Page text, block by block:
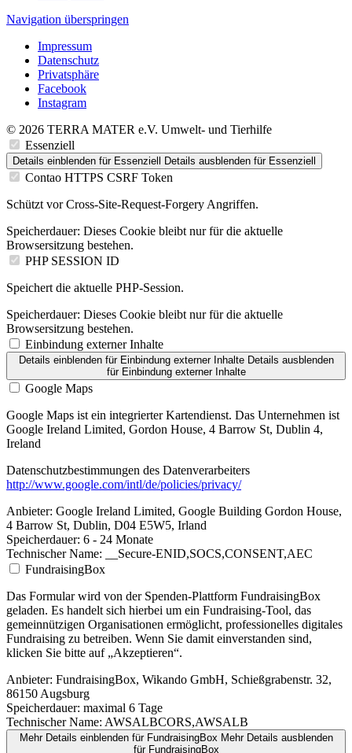
Navigation überspringen
Impressum
Datenschutz
Privatsphäre
Facebook
Instagram
© 2026 TERRA MATER e.V. Umwelt- und Tierhilfe
Essenziell
Details einblenden für Essenziell Details ausblenden für Essenziell
Contao HTTPS CSRF Token
Schützt vor Cross-Site-Request-Forgery Angriffen.
Speicherdauer: Dieses Cookie bleibt nur für die aktuelle
Browsersitzung bestehen.
PHP SESSION ID
Speichert die aktuelle PHP-Session.
Speicherdauer: Dieses Cookie bleibt nur für die aktuelle
Browsersitzung bestehen.
Einbindung externer Inhalte
Details einblendenfür Einbindung externer Inhalte Details ausblenden
für Einbindung externer Inhalte
Google Maps
Google Maps ist ein integrierter Kartendienst. Das Unternehmen ist
Google Ireland Limited, Gordon House, 4 Barrow St, Dublin 4,
Ireland
Datenschutzbestimmungen des Datenverarbeiters
http://www.google.com/intl/de/policies/privacy/
Anbieter: Google Ireland Limited, Google Building Gordon House,
4 Barrow St, Dublin, D04 E5W5, Irland
Speicherdauer: 6 - 24 Monate
Technischer Name: __Secure-ENID,SOCS,CONSENT,AEC
FundraisingBox
Das Formular wird von der Spenden-Plattform FundraisingBox
geladen. Es handelt sich hierbei um ein Fundraising-Tool, das
gemeinnützigen Organisationen ermöglicht, professionelles digitales
Fundraising zu betreiben. Wenn Sie damit einverstanden sind,
klicken Sie bitte auf „Akzeptieren“.
Anbieter: FundraisingBox, Wikando GmbH, Schießgrabenstr. 32,
86150 Augsburg
Speicherdauer: maximal 6 Tage
Technischer Name: AWSALBCORS,AWSALB
Mehr Details einblendenfür FundraisingBox Mehr Details ausblenden
für FundraisingBox